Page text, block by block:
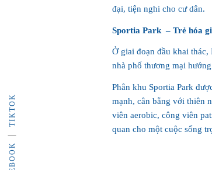
TIKTOK
đại, tiện nghi cho cư dân.
Sportia Park – Trẻ hóa
Ở giai đoạn đầu khai
nhà phố thương mại
Phân khu Sportia Park
mạnh, cân bằng với thiên
viên aerobic, công viên
quan cho một cuộc sống